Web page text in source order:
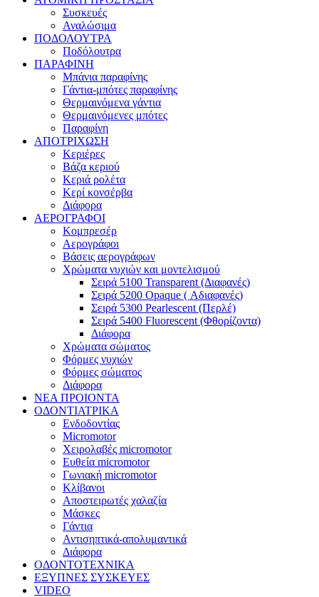
Συσκευές
Αναλώσιμα
ΠΟΔΟΛΟΥΤΡΑ
Ποδόλουτρα
ΠΑΡΑΦΙΝΗ
Μπάνια παραφίνης
Γάντια-μπότες παραφίνης
Θερμαινόμενα γάντια
Θερμαινόμενες μπότες
Παραφίνη
ΑΠΟΤΡΙΧΩΣΗ
Κεριέρες
Βάζα κεριού
Κεριά ρολέτα
Κερί κονσέρβα
Διάφορα
ΑΕΡΟΓΡΑΦΟΙ
Κομπρεσέρ
Αερογράφοι
Βάσεις αερογράφων
Χρώματα νυχιών και μοντελισμού
Σειρά 5100 Transparent (Διαφανές)
Σειρά 5200 Opaque ( Αδιαφανές)
Σειρά 5300 Pearlescent (Περλέ)
Σειρά 5400 Fluorescent (Φθορίζοντα)
Διάφορα
Χρώματα σώματος
Φόρμες νυχιών
Φόρμες σώματος
Διάφορα
ΝΕΑ ΠΡΟΙΟΝΤΑ
ΟΔΟΝΤΙΑΤΡΙΚΑ
Ενδοδοντίας
Micromotor
Χειρολαβές micromotor
Ευθεία micromotor
Γωνιακή micromotor
Κλίβανοι
Αποστειρωτές χαλαζία
Μάσκες
Γάντια
Αντισηπτικά-απολυμαντικά
Διάφορα
ΟΔΟΝΤΟΤΕΧΝΙΚΑ
ΕΞΥΠΝΕΣ ΣΥΣΚΕΥΕΣ
VIDEO